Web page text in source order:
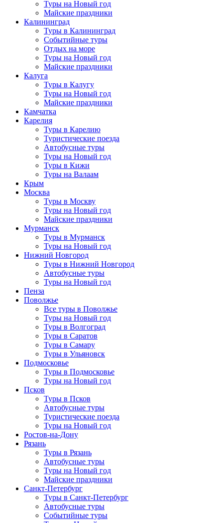
Туры на Новый год
Майские праздники
Калининград
Туры в Калининград
Событийные туры
Отдых на море
Туры на Новый год
Майские праздники
Калуга
Туры в Калугу
Туры на Новый год
Майские праздники
Камчатка
Карелия
Туры в Карелию
Туристические поезда
Автобусные туры
Туры на Новый год
Туры в Кижи
Туры на Валаам
Крым
Москва
Туры в Москву
Туры на Новый год
Майские праздники
Мурманск
Туры в Мурманск
Туры на Новый год
Нижний Новгород
Туры в Нижний Новгород
Автобусные туры
Туры на Новый год
Пенза
Поволжье
Все туры в Поволжье
Туры на Новый год
Туры в Волгоград
Туры в Саратов
Туры в Самару
Туры в Ульяновск
Подмосковье
Туры в Подмосковье
Туры на Новый год
Псков
Туры в Псков
Автобусные туры
Туристические поезда
Туры на Новый год
Ростов-на-Дону
Рязань
Туры в Рязань
Автобусные туры
Туры на Новый год
Майские праздники
Санкт-Петербург
Туры в Санкт-Петербург
Автобусные туры
Событийные туры